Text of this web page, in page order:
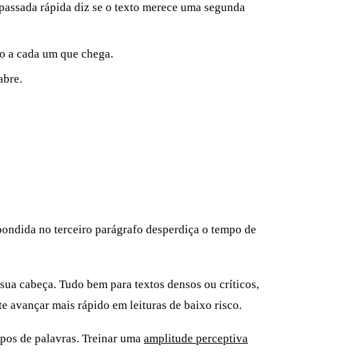
rápida diz se o texto merece uma segunda
cada um que chega.
no terceiro parágrafo desperdiça o tempo de
cabeça. Tudo bem para textos densos ou críticos,
mais rápido em leituras de baixo risco.
de palavras. Treinar uma amplitude perceptiva